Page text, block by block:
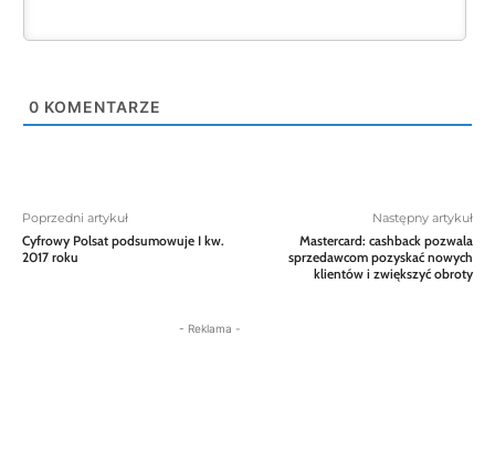
0 KOMENTARZE
Poprzedni artykuł
Cyfrowy Polsat podsumowuje I kw.
2017 roku
Następny artykuł
Mastercard: cashback pozwala
sprzedawcom pozyskać nowych
klientów i zwiększyć obroty
- Reklama -